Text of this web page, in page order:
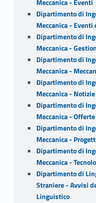
Meccanica - Eventi
Dipartimento di
Meccanica - Eventi
Dipartimento di
Meccanica -
Dipartimento di
Meccanica -
Dipartimento di
Meccanica -
Dipartimento di
Meccanica -
Dipartimento di
Meccanica -
Dipartimento di
Meccanica -
Dipartimento di
Straniere - Avvisi
Linguistico